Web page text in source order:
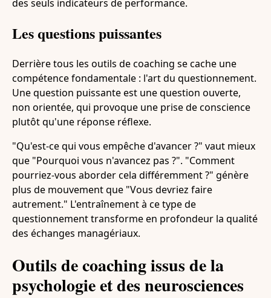
des seuls indicateurs de performance.
Les questions puissantes
Derrière tous les outils de coaching se cache une
compétence fondamentale : l'art du questionnement.
Une question puissante est une question ouverte,
non orientée, qui provoque une prise de conscience
plutôt qu'une réponse réflexe.
"Qu'est-ce qui vous empêche d'avancer ?" vaut mieux
que "Pourquoi vous n'avancez pas ?". "Comment
pourriez-vous aborder cela différemment ?" génère
plus de mouvement que "Vous devriez faire
autrement." L'entraînement à ce type de
questionnement transforme en profondeur la qualité
des échanges managériaux.
Outils de coaching issus de la
psychologie et des neurosciences